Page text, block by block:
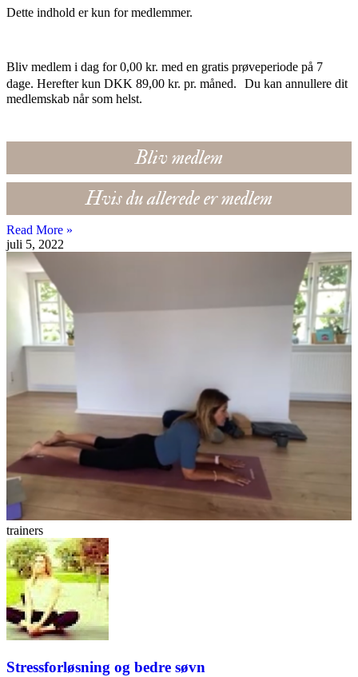
Dette indhold er kun for medlemmer.
Bliv medlem i dag for 0,00 kr. med en gratis prøveperiode på 7
dage. Herefter kun DKK 89,00 kr. pr. måned. Du kan annullere dit
medlemskab når som helst.
Bliv medlem
Hvis du allerede er medlem
Read More »
juli 5, 2022
trainers
Stressforløsning og bedre søvn